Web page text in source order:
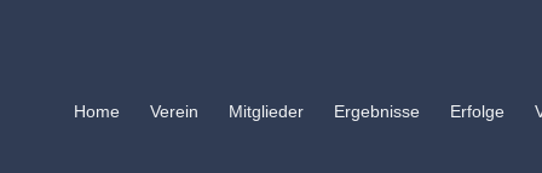
Home Verein Mitglieder Ergebnisse Erfolge